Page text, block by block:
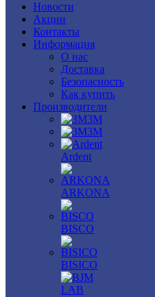
Новости
Акции
Контакты
Информация
О нас
Доставка
Безопасность
Как купить
Производители
3M
3М
Ardent
ARKONA
BISCO
BISICO